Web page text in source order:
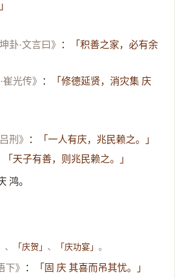
卦·文言曰》 ：
「积善之家，必有余
崔光传》
：
「修德延贤，消灾集 庆
刑》 ：
「一人有庆，兆民赖之。」
「天子有善，则兆民赖之。」
鸿。
、 「庆贺」 、 「庆功宴」。
下》 ： 「固 庆 其喜而吊其忧。」